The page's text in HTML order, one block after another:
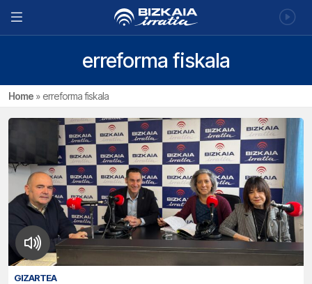
erreforma fiskala
Home » erreforma fiskala
GIZARTEA